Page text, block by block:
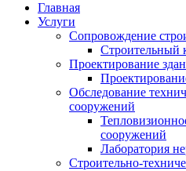
Главная
Услуги
Сопровождение
Строительный
Проектирование
Обследование
сооружений
сооружений
Лаборатория
Строительно-